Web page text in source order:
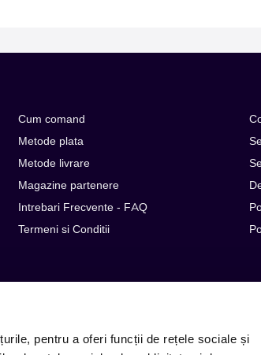
pentru a oferi funcții de rețele sociale și
Cum comand
Metode plata
Metode livrare
Magazine partenere
Intrebari Frecvente - FAQ
Termeni si Conditii